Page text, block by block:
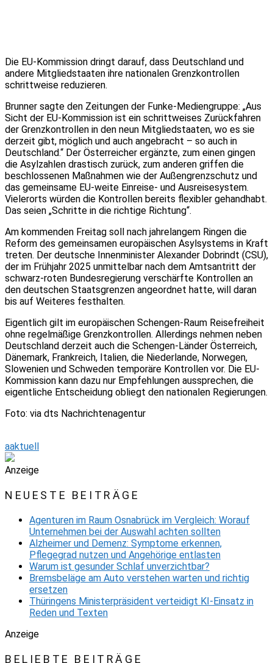
Die EU-Kommission dringt darauf, dass Deutschland und
andere Mitgliedstaaten ihre nationalen Grenzkontrollen
schrittweise reduzieren.
Brunner sagte den Zeitungen der Funke-Mediengruppe: „Aus
Sicht der EU-Kommission ist ein schrittweises Zurückfahren
der Grenzkontrollen in den neun Mitgliedstaaten, wo es sie
derzeit gibt, möglich und auch angebracht – so auch in
Deutschland.“ Der Österreicher ergänzte, zum einen gingen
die Asylzahlen drastisch zurück, zum anderen griffen die
beschlossenen Maßnahmen wie der Außengrenzschutz und
das gemeinsame EU-weite Einreise- und Ausreisesystem.
Vielerorts würden die Kontrollen bereits flexibler gehandhabt.
Das seien „Schritte in die richtige Richtung“.
Am kommenden Freitag soll nach jahrelangem Ringen die
Reform des gemeinsamen europäischen Asylsystems in Kraft
treten. Der deutsche Innenminister Alexander Dobrindt (CSU),
der im Frühjahr 2025 unmittelbar nach dem Amtsantritt der
schwarz-roten Bundesregierung verschärfte Kontrollen an
den deutschen Staatsgrenzen angeordnet hatte, will daran
bis auf Weiteres festhalten.
Eigentlich gilt im europäischen Schengen-Raum Reisefreiheit
ohne regelmäßige Grenzkontrollen. Allerdings nehmen neben
Deutschland derzeit auch die Schengen-Länder Österreich,
Dänemark, Frankreich, Italien, die Niederlande, Norwegen,
Slowenien und Schweden temporäre Kontrollen vor. Die EU-
Kommission kann dazu nur Empfehlungen aussprechen, die
eigentliche Entscheidung obliegt den nationalen Regierungen.
Foto: via dts Nachrichtenagentur
aaktuell
Anzeige
NEUESTE BEITRÄGE
Agenturen im Raum Osnabrück im Vergleich: Worauf
Unternehmen bei der Auswahl achten sollten
Alzheimer und Demenz: Symptome erkennen,
Pflegegrad nutzen und Angehörige entlasten
Warum ist gesunder Schlaf unverzichtbar?
Bremsbeläge am Auto verstehen warten und richtig
ersetzen
Thüringens Ministerpräsident verteidigt KI-Einsatz in
Reden und Texten
Anzeige
BELIEBTE BEITRÄGE